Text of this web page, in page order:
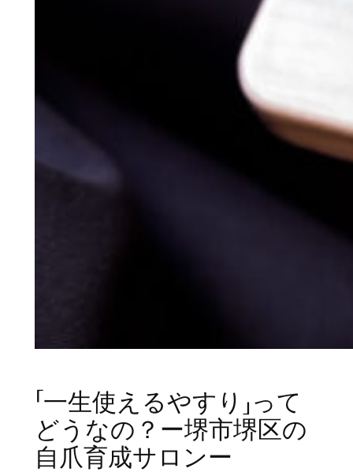
「一生使えるやすり」って
どうなの？ー堺市堺区の
自爪育成サロンー